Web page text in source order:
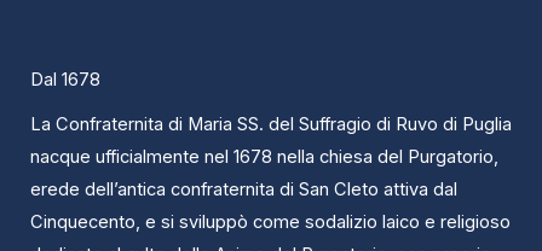
Dal 1678
La Confraternita di Maria SS. del Suffragio di Ruvo di Puglia
nacque ufficialmente nel 1678 nella chiesa del Purgatorio,
erede dell’antica confraternita di San Cleto attiva dal
Cinquecento, e si sviluppò come sodalizio laico e religioso